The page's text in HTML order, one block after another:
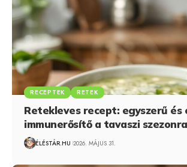
RECEPTEK RETEK
Retekleves recept: egyszerű és
immunerősítő a tavaszi szezonra
ÉLÉSTÁR.HU 2026. MÁJUS 31.